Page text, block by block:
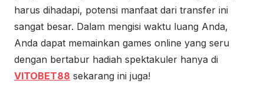
harus dihadapi, potensi manfaat dari transfer ini
sangat besar. Dalam mengisi waktu luang Anda,
Anda dapat memainkan games online yang seru
dengan bertabur hadiah spektakuler hanya di
VITOBET88 sekarang ini juga!